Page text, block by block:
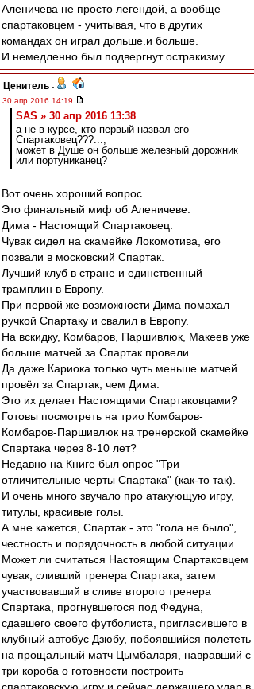
Аленичева не просто легендой, а вообще
спартаковцем - учитывая, что в других
командах он играл дольше.и больше.
И немедленно был подвергнут остракизму.
Ценитель -
30 апр 2016 14:19
SAS » 30 апр 2016 13:38
а не в курсе, кто первый назвал его
Спартаковец???...,
может в Душе он больше железный дорожник
или портуниканец?
Вот очень хороший вопрос.
Это финальный миф об Аленичеве.
Дима - Настоящий Спартаковец.
Чувак сидел на скамейке Локомотива, его
позвали в московский Спартак.
Лучший клуб в стране и единственный
трамплин в Европу.
При первой же возможности Дима помахал
ручкой Спартаку и свалил в Европу.
На вскидку, Комбаров, Паршивлюк, Макеев уже
больше матчей за Спартак провели.
Да даже Кариока только чуть меньше матчей
провёл за Спартак, чем Дима.
Это их делает Настоящими Спартаковцами?
Готовы посмотреть на трио Комбаров-
Комбаров-Паршивлюк на тренерской скамейке
Спартака через 8-10 лет?
Недавно на Книге был опрос "Три
отличительные черты Спартака" (как-то так).
И очень много звучало про атакующую игру,
титулы, красивые голы.
А мне кажется, Спартак - это "гола не было",
честность и порядочность в любой ситуации.
Может ли считаться Настоящим Спартаковцем
чувак, сливший тренера Спартака, затем
участвовавший в сливе второго тренера
Спартака, прогнувшегося под Федуна,
сдавшего своего футболиста, пригласившего в
клубный автобус Дзюбу, побоявшийся полететь
на прощальный матч Цымбаларя, навравший с
три короба о готовности построить